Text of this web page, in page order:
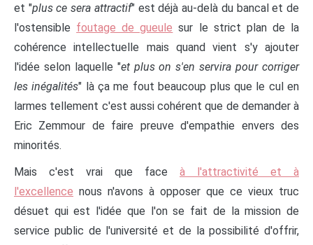
et "plus ce sera attractif" est déjà au-delà du bancal et de
l'ostensible foutage de gueule sur le strict plan de la
cohérence intellectuelle mais quand vient s'y ajouter
l'idée selon laquelle "et plus on s'en servira pour corriger
les inégalités" là ça me fout beaucoup plus que le cul en
larmes tellement c'est aussi cohérent que de demander à
Eric Zemmour de faire preuve d'empathie envers des
minorités.
Mais c'est vrai que face à l'attractivité et à
l'excellence nous n'avons à opposer que ce vieux truc
désuet qui est l'idée que l'on se fait de la mission de
service public de l'université et de la possibilité d'offrir,